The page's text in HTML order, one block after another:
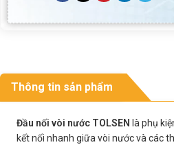
Thông tin sản phẩm
Đầu nối vòi nước TOLSEN là phụ
kết nối nhanh giữa vòi nước và các